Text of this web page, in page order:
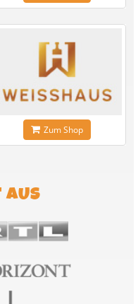
Zum Shop
AUS